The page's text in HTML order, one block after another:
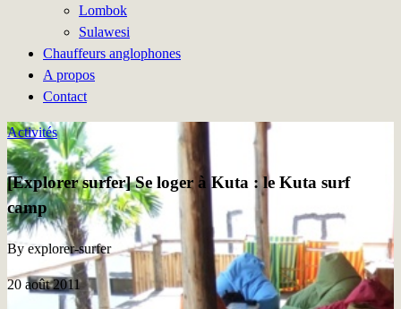
Lombok
Sulawesi
Chauffeurs anglophones
A propos
Contact
Activités
[Explorer surfer] Se loger à Kuta : le Kuta surf
camp
By explorer-surfer
20 août 2011